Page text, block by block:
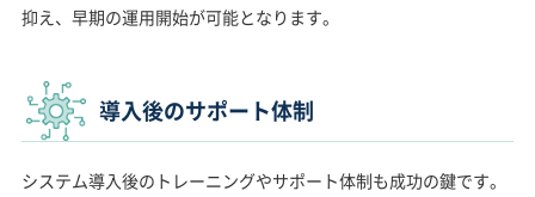
抑え、早期の運用開始が可能となります。
導入後のサポート体制
システム導入後のトレーニングやサポート体制も成功の鍵です。